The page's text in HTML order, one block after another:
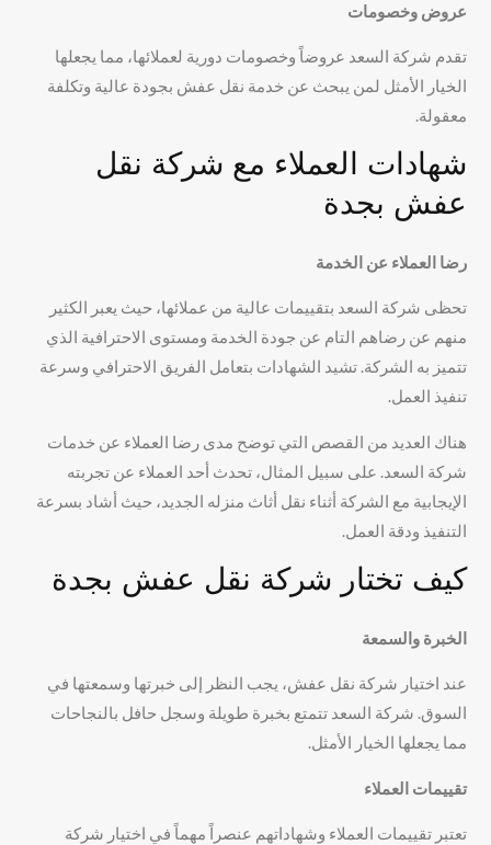
عروض وخصومات
تقدم شركة السعد عروضاً وخصومات دورية لعملائها، مما يجعلها
الخيار الأمثل لمن يبحث عن خدمة نقل عفش بجودة عالية وتكلفة
معقولة.
شهادات العملاء مع شركة نقل
عفش بجدة
رضا العملاء عن الخدمة
تحظى شركة السعد بتقييمات عالية من عملائها، حيث يعبر الكثير
منهم عن رضاهم التام عن جودة الخدمة ومستوى الاحترافية الذي
تتميز به الشركة. تشيد الشهادات بتعامل الفريق الاحترافي وسرعة
تنفيذ العمل.
هناك العديد من القصص التي توضح مدى رضا العملاء عن خدمات
شركة السعد. على سبيل المثال، تحدث أحد العملاء عن تجربته
الإيجابية مع الشركة أثناء نقل أثاث منزله الجديد، حيث أشاد بسرعة
التنفيذ ودقة العمل.
كيف تختار شركة نقل عفش بجدة
الخبرة والسمعة
عند اختيار شركة نقل عفش، يجب النظر إلى خبرتها وسمعتها في
السوق. شركة السعد تتمتع بخبرة طويلة وسجل حافل بالنجاحات
مما يجعلها الخيار الأمثل.
تقييمات العملاء
تعتبر تقييمات العملاء وشهاداتهم عنصراً مهماً في اختيار شركة